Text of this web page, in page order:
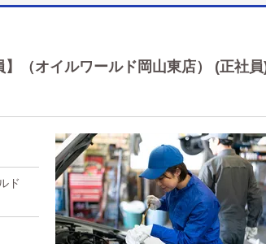
（オイルワールド岡山東店） (正社
ド